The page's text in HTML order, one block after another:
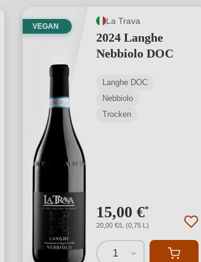
VEGAN
La Trava
2024 Langhe
Nebbiolo DOC
Langhe DOC
Nebbiolo
Trocken
15,00 €*
20,00 €/L (0,75 L)
1